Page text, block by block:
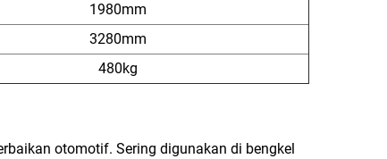
1980mm
3280mm
480kg
otomotif. Sering digunakan di bengkel